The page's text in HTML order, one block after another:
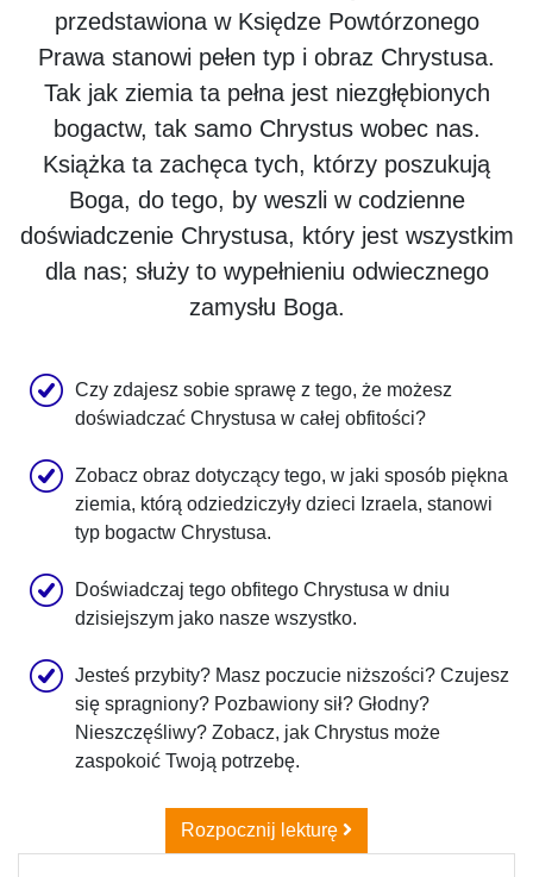
przedstawiona w Księdze Powtórzonego
Prawa stanowi pełen typ i obraz Chrystusa.
Tak jak ziemia ta pełna jest niezgłębionych
bogactw, tak samo Chrystus wobec nas.
Książka ta zachęca tych, którzy poszukują
Boga, do tego, by weszli w codzienne
doświadczenie Chrystusa, który jest wszystkim
dla nas; służy to wypełnieniu odwiecznego
zamysłu Boga.
Czy zdajesz sobie sprawę z tego, że możesz
doświadczać Chrystusa w całej obfitości?
Zobacz obraz dotyczący tego, w jaki sposób piękna
ziemia, którą odziedziczyły dzieci Izraela, stanowi
typ bogactw Chrystusa.
Doświadczaj tego obfitego Chrystusa w dniu
dzisiejszym jako nasze wszystko.
Jesteś przybity? Masz poczucie niższości? Czujesz
się spragniony? Pozbawiony sił? Głodny?
Nieszczęśliwy? Zobacz, jak Chrystus może
zaspokoić Twoją potrzebę.
Rozpocznij lekturę